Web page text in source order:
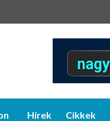
Hírek Cikkek